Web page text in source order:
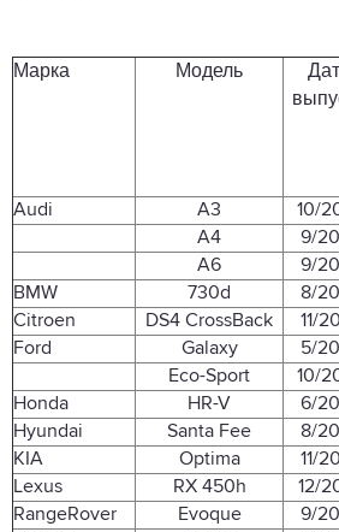
Марка Модель
Audi A3 10/
A4
9/
A6
9/
BMW
730d 8/
Citroen
DS4 CrossBack 11/
Ford
Galaxy 5/
Eco-Sport
10/
Honda
HR-V 6/
Hyundai
Santa Fee 8/
KIA
Optima 11/
Lexus
RX 450h 12/
RangeRover
Evoque 9/